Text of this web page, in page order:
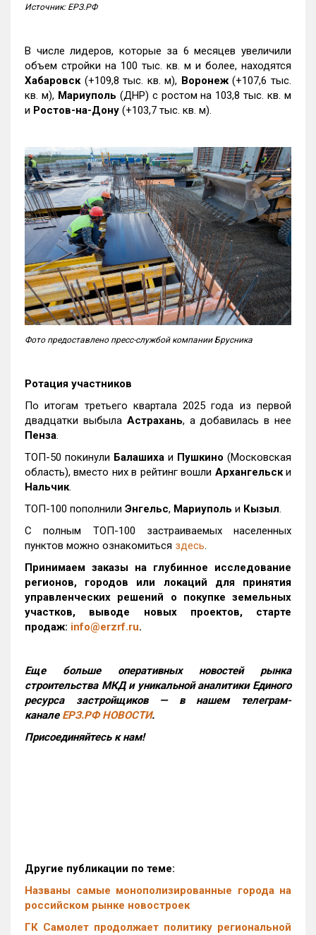
Источник: ЕРЗ.РФ
В числе лидеров, которые за 6 месяцев увеличили
объем стройки на 100 тыс. кв. м и более, находятся
Хабаровск (+109,8 тыс. кв. м), Воронеж(+107,6 тыс.
кв. м), Мариуполь (ДНР) с ростом на 103,8 тыс. кв. м
и Ростов-на-Дону (+103,7 тыс. кв. м).
Фото предоставлено пресс-службой компании Брусника
Ротация участников
По итогам третьего квартала 2025 года из первой
двадцатки выбыла Астрахань, а добавилась в нее
Пенза.
ТОП-50 покинули Балашиха и Пушкино (Московская
область), вместо них в рейтинг вошли Архангельски
Нальчик.
ТОП-100 пополнили Энгельс, Мариуполь и Кызыл.
С полным ТОП-100 застраиваемых населенных
пунктов можно ознакомиться здесь.
Принимаем заказы на глубинное исследование
регионов, городов или локаций для принятия
управленческих решений о покупке земельных
участков, выводе новых проектов, старте
продаж: info@erzrf.ru.
Еще больше оперативных новостей рынка
строительства МКД и уникальной аналитики Единого
ресурса застройщиков — в нашем телеграм-
канале ЕРЗ.РФ НОВОСТИ.
Присоединяйтесь к нам!
Другие публикации по теме:
Названы самые монополизированные города на
российском рынке новостроек
ГК Самолет продолжает политику региональной